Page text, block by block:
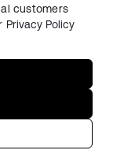
Sicherheit
customers
Privacy Policy